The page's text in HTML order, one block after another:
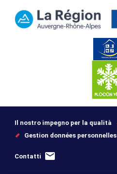
Il nostro impegno per la qualità
Gestion données personnelles
Contatti